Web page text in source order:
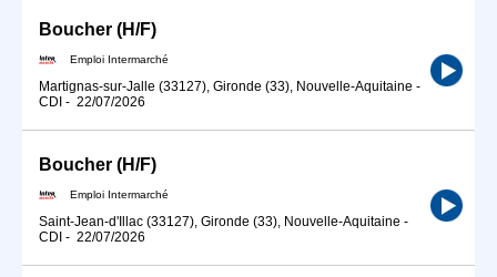
Boucher (H/F)
Emploi Intermarché
Martignas-sur-Jalle (33127), Gironde (33), Nouvelle-Aquitaine -
CDI - 22/07/2026
Boucher (H/F)
Emploi Intermarché
Saint-Jean-d'Illac (33127), Gironde (33), Nouvelle-Aquitaine -
CDI - 22/07/2026